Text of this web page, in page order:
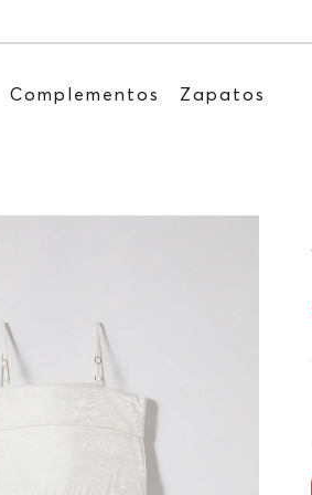
Complementos Zapatos